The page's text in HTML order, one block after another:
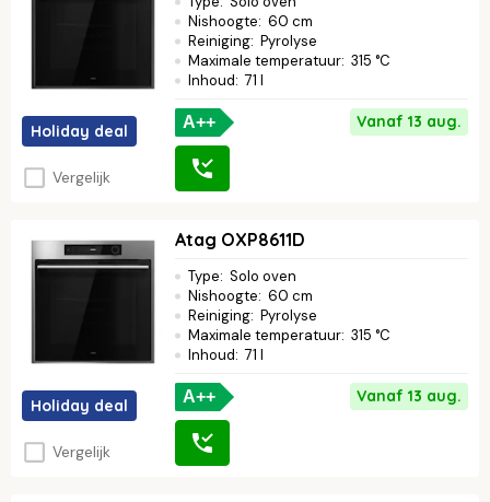
Holiday deal
Vergelijk
Nishoogte: 60 cm
Reiniging: Pyrolyse
Maximale temperatuur: 315 °C
Inhoud: 71 l
A++ Vanaf 13 aug.
Holiday deal
Vergelijk
Atag OXP8611D
Type: Solo oven
Nishoogte: 60 cm
Reiniging: Pyrolyse
Maximale temperatuur: 315 °C
Inhoud: 71 l
A++ Vanaf 13 aug.